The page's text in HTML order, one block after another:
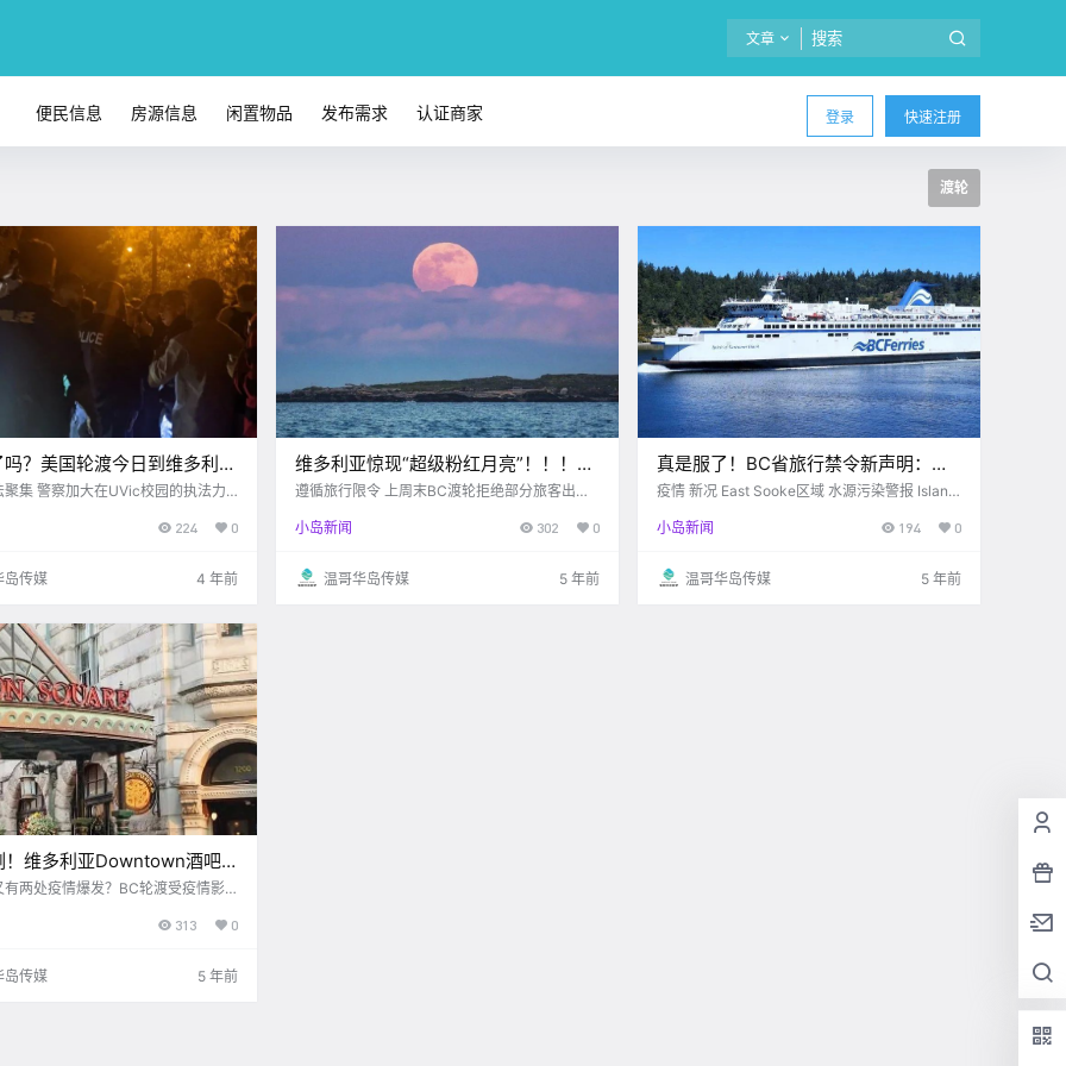
文章
登录 快速注册
便民信息 房源信息 闲置物品 发布需求 认证商家
渡轮
？美国轮渡今日到维多利亚
疯了！继UVIC上百人非法
聚集 警察加大在UVic校园的执法力
人类也不能团结起来 在疫情这么敏感
224 0
岛传媒 4 年前
维多利亚惊现“超级粉红月亮”！！！
BC渡轮开始拒绝部分乘客登
遵循旅行限令 上周末BC渡轮拒绝部分旅客出行
大部门纷纷积极响应 BC渡轮也不例外 这不，上
小岛新闻 302 0
温哥华岛传媒 5 年前
真是服了！BC省旅行禁令新声明：并
不会随机抽查？？？
疫情 新况 East Sooke区域 水源污染警报 Island
and Health近日提醒 Sooke东部 那一块的水源
小岛新闻 194 0
温哥华岛传媒 5 年前
！维多利亚Downtown酒吧
发？！BC渡轮受疫情影响
有两处疫情爆发？BC轮渡受疫情影
313
0
岛传媒 5 年前